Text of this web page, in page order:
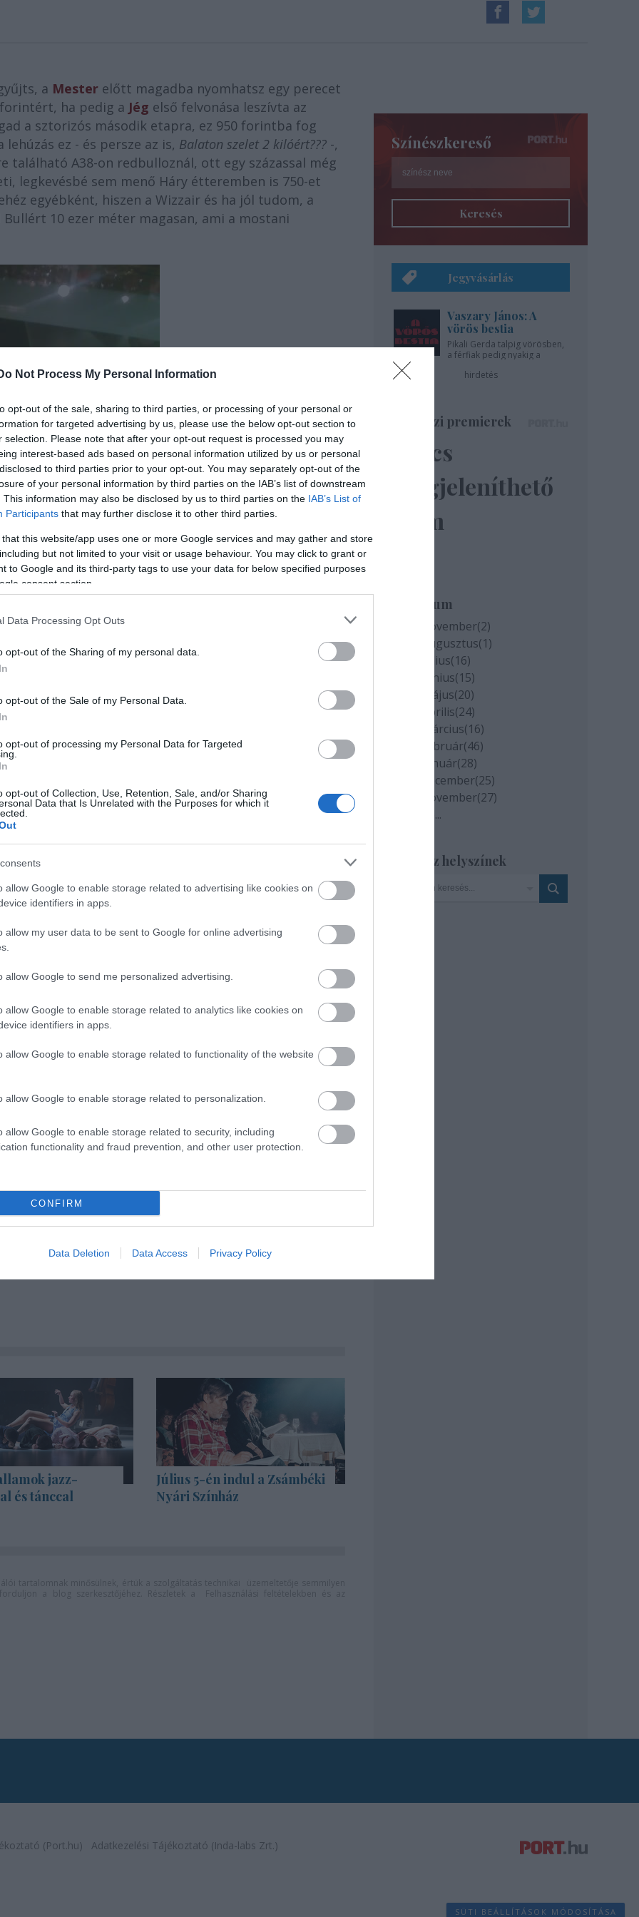
Not Process My Personal Information
opt-out of the sale, sharing to third parties, or processing of your personal or
for targeted advertising by us, please use the below opt-out section to
selection. Please note that after your opt-out request is processed you may
interest-based ads based on personal information utilized by us or personal
to third parties prior to your opt-out. You may separately opt-out of the
of your personal information by third parties on the IAB’s list of downstream
This information may also be disclosed by us to third parties on the IAB’s List of
Participants that may further disclose it to other third parties.
that this website/app uses one or more Google services and may gather and store
but not limited to your visit or usage behaviour. You may click to grant or
to Google and its third-party tags to use your data for below specified purposes
consent section.
Data Processing Opt Outs
opt-out of the Sharing of my personal data.
opt-out of the Sale of my Personal Data.
opt-out of processing my Personal Data for Targeted
opt-out of Collection, Use, Retention, Sale, and/or Sharing
Data that Is Unrelated with the Purposes for which it
allow Google to enable storage related to advertising like cookies on
identifiers in apps.
allow my user data to be sent to Google for online advertising
allow Google to send me personalized advertising.
allow Google to enable storage related to analytics like cookies on
identifiers in apps.
allow Google to enable storage related to functionality of the website
allow Google to enable storage related to personalization.
allow Google to enable storage related to security, including
functionality and fraud prevention, and other user protection.
CONFIRM
Data Deletion Data Access Privacy Policy
a Mester előtt magadba nyomhatsz egy perecet
ha pedig a Jég első felvonása leszívta az
a sztorizós második etapra, ez 950 forintba fog
ez - és persze az is, Balaton szelet 2 kilóért??? -,
található A38-on redbulloznál, ott egy százassal még
legkevésbé sem menő Háry étteremben is 750-et
egyébként, hiszen a Wizzair és ha jól tudom, a
10 ezer méter magasan, ami a mostani
penetráns nyolcvanas évek-feelingen. és azon a
ennek az aranybányának a bérlője, majd
kapsz.. A szendvicsek nem szikkadtak és van bennük
a környékbeli pékek járási versenyén.
magad: rövidek minden mennyiségben vannak 800
kérdés, hogy kicsit szerencsétlen a büfé
távolabbi kis asztalon fogyaszthat a szünetben egy
is nincs probléma: a mellettem álldogáló atillás-
a kávéját a
másfél méterre tőled egy szalagkordon
lenne egy látványos aula, ami mintegy
tételt megemésztettél, pont szemben vannak a
ahol biztosan nem jársz úgy, mint Renton
jazz-
és tánccal
Július 5-én indul a Zsámbéki
Nyári Színház
Színészkereső
Keresés
Jegyvásárlás
Vaszary János: A
vörös bestia
Pikali Gerda talpig vörösben,
a férfiak pedig nyakig a
hirdetés
Színházi premierek
Nincs
megjeleníthető
elem
Archívum
2020 november(2)
2020 augusztus(1)
2020 július(16)
2020 június(15)
2020 május(20)
2020 április(24)
2020 március(16)
2020 február(46)
2020 január(28)
2019 december(25)
2019 november(27)
...
Szinház helyszínek
(Port.hu) Adatkezelési Tájékoztató (Inda-labs Zrt.)
SÜTI BEÁLLÍTÁSOK MÓDOSÍTÁSA